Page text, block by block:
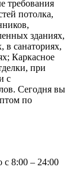
требования
потолка,
зданиях,
санаториях,
Каркасное
при
с
Сегодня вы
по
8:00 – 24:00